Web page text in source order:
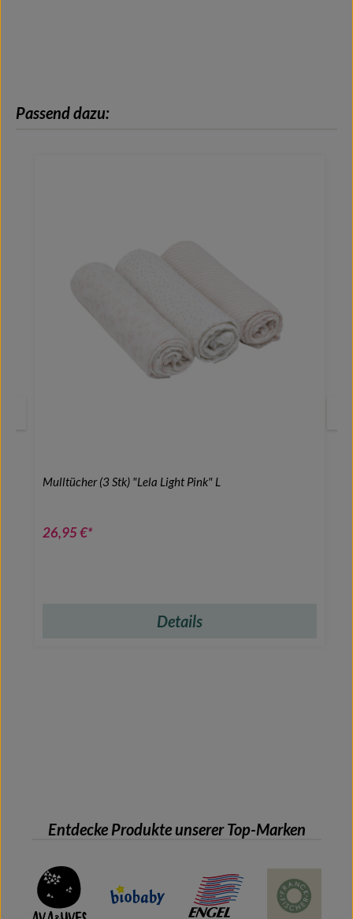
Produktgalerie überspringen
Passend dazu:
Mulltücher (3 Stk) "Lela Light Pink" L
26,95 €*
Details
Entdecke Produkte unserer Top-Marken